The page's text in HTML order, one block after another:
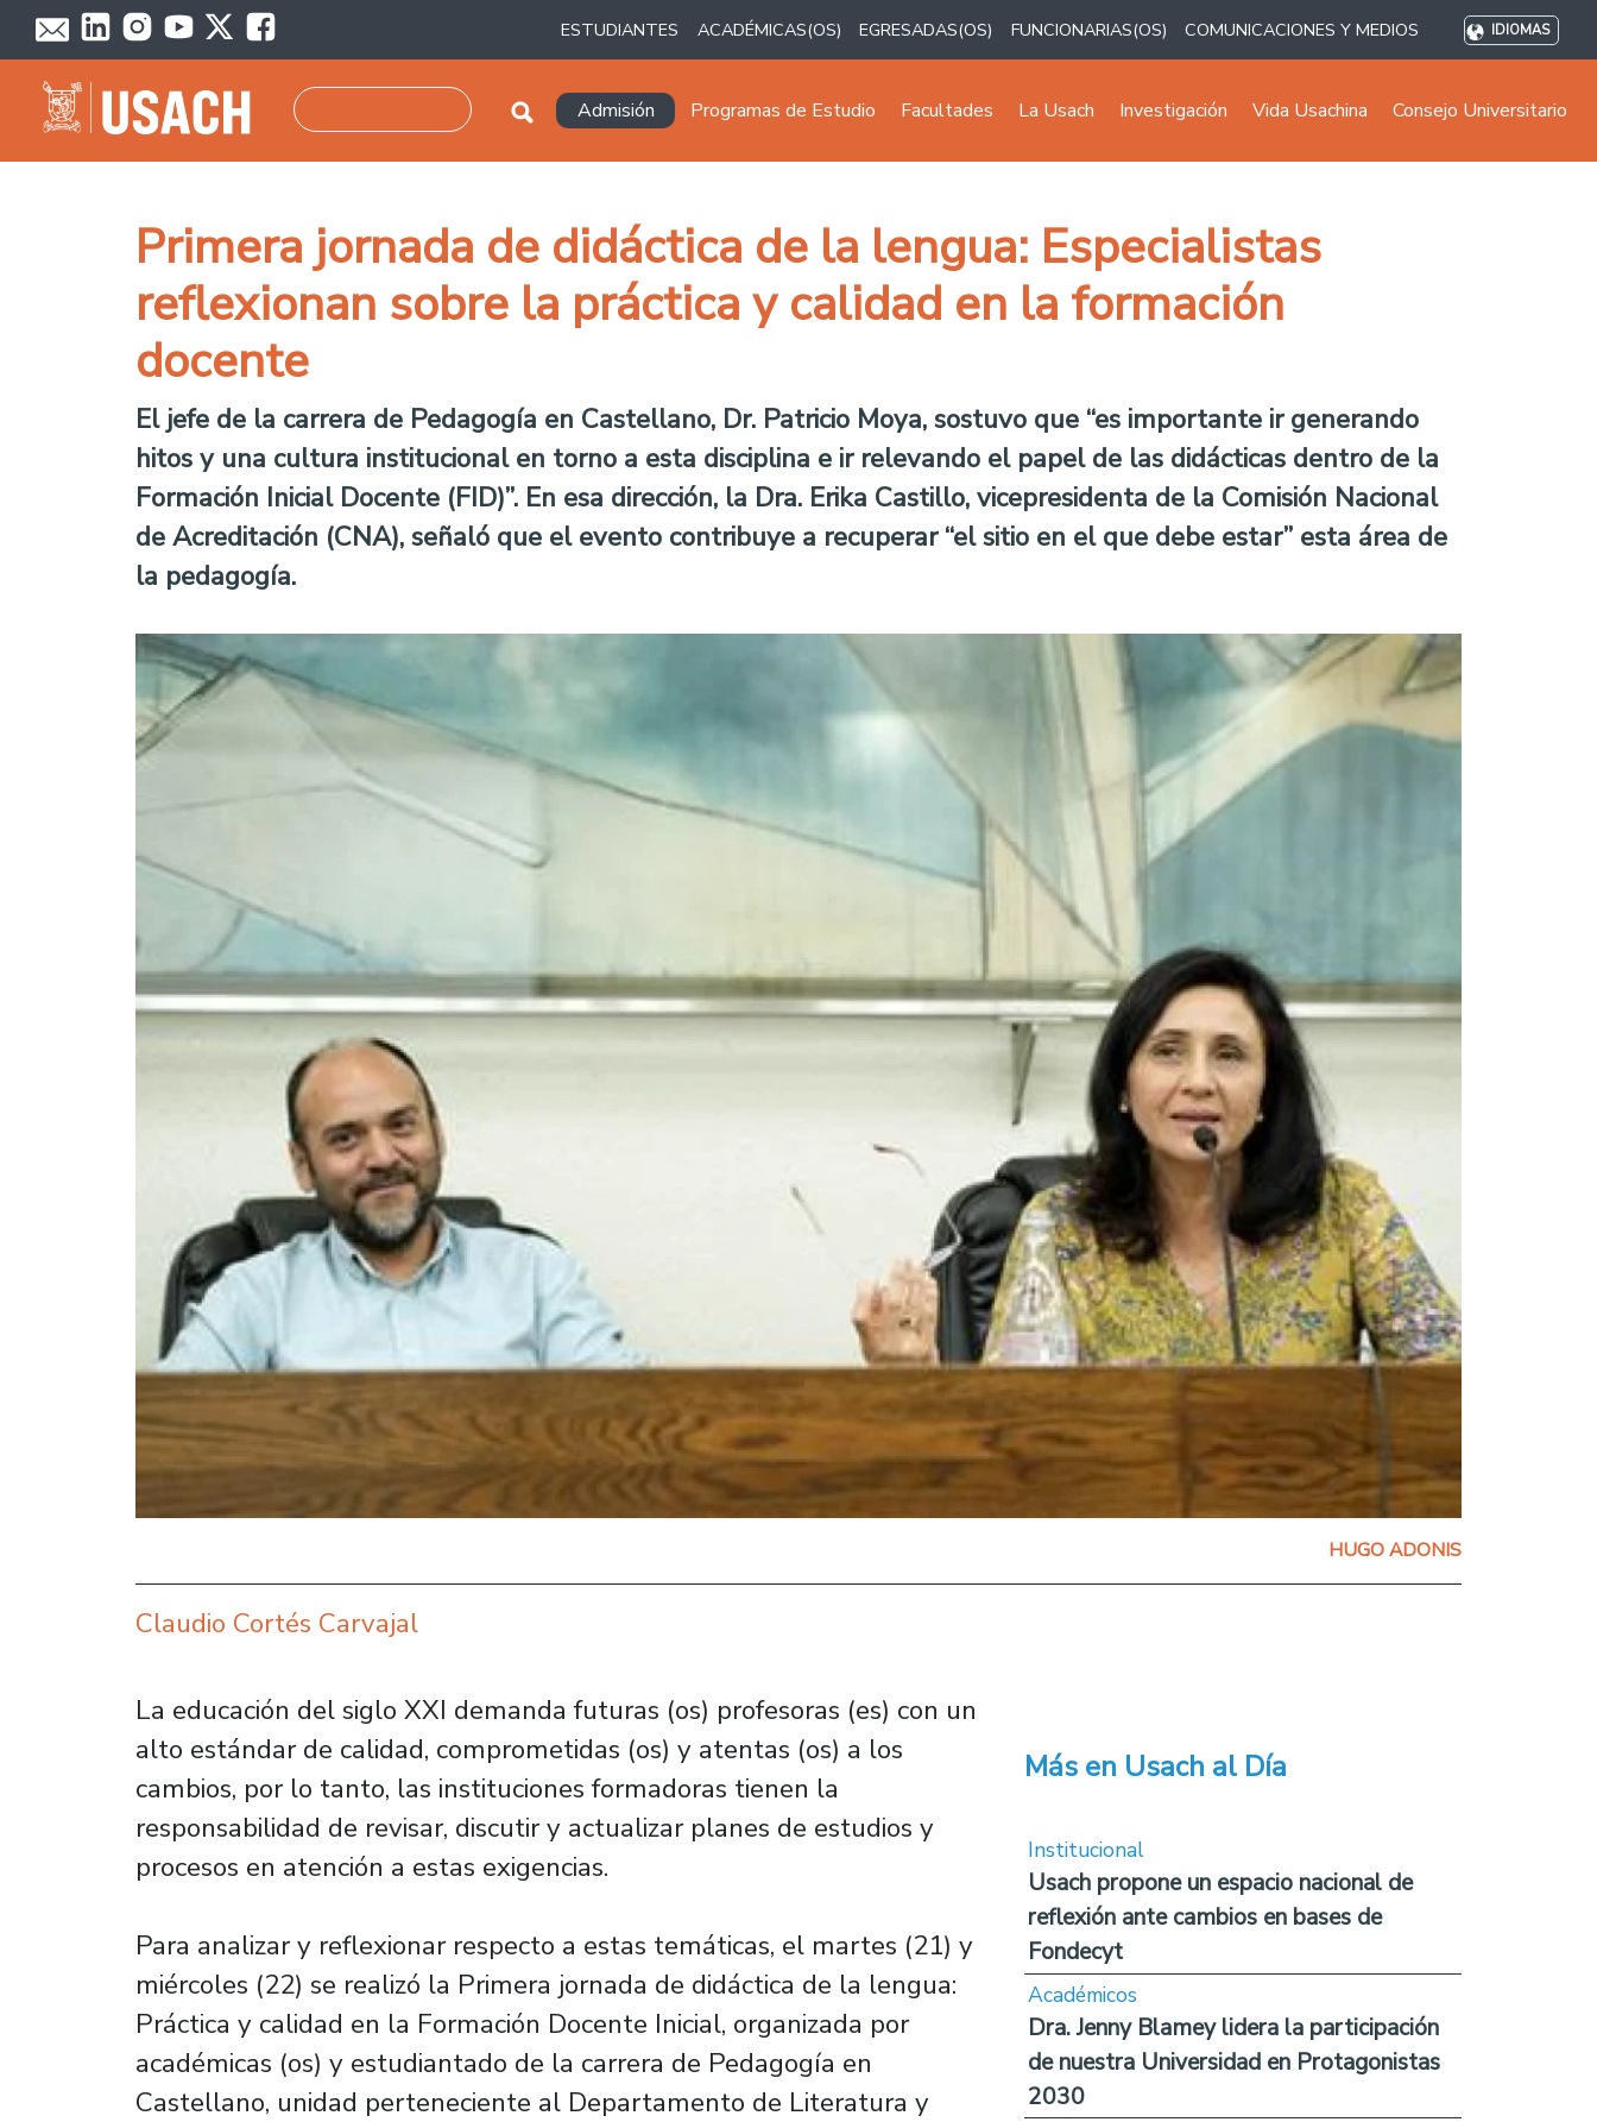
Pasar al contenido principal
ESTUDIANTES ACADÉMICAS(OS) EGRESADAS(OS) FUNCIONARIAS(OS) COMUNICACIONES Y MEDIOS IDIOMAS
Navegación principal
Admisión Programas de Estudio Facultades La Usach Investigación Vida Usachina Consejo Universitario
Primera jornada de didáctica de la lengua: Especialistas
reflexionan sobre la práctica y calidad en la formación
docente
El jefe de la carrera de Pedagogía en Castellano, Dr. Patricio Moya, sostuvo que “es importante ir generando
hitos y una cultura institucional en torno a esta disciplina e ir relevando el papel de las didácticas dentro de la
Formación Inicial Docente (FID)”. En esa dirección, la Dra. Erika Castillo, vicepresidenta de la Comisión Nacional
de Acreditación (CNA), señaló que el evento contribuye a recuperar “el sitio en el que debe estar” esta área de
la pedagogía.
HUGO ADONIS
Claudio Cortés Carvajal
La educación del siglo XXI demanda futuras (os) profesoras (es) con un
alto estándar de calidad, comprometidas (os) y atentas (os) a los
cambios, por lo tanto, las instituciones formadoras tienen la
responsabilidad de revisar, discutir y actualizar planes de estudios y
procesos en atención a estas exigencias.
Para analizar y reflexionar respecto a estas temáticas, el martes (21) y
miércoles (22) se realizó la Primera jornada de didáctica de la lengua:
Práctica y calidad en la Formación Docente Inicial, organizada por
académicas (os) y estudiantado de la carrera de Pedagogía en
Castellano, unidad perteneciente al Departamento de Literatura y
Más en Usach al Día
Institucional
Usach propone un espacio nacional de
reflexión ante cambios en bases de
Fondecyt
Académicos
Dra. Jenny Blamey lidera la participación
de nuestra Universidad en Protagonistas
2030